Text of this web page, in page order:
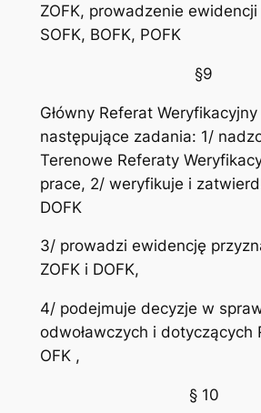
ZOFK, prowadzenie
SOFK, BOFK, POFK
§9
Główny Referat Weryfikacyjny
następujące zadania: 1/
Terenowe Referaty
prace, 2/ weryfikuje i
DOFK
3/ prowadzi ewidencję
ZOFK i DOFK,
4/ podejmuje decyzje w
odwoławczych i dotyczących
OFK ,
§ 10